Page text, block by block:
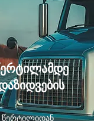
წერტილიდან